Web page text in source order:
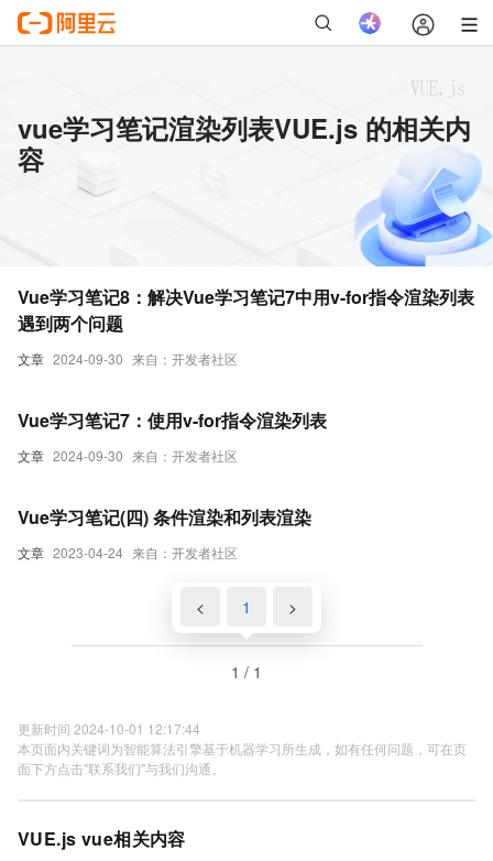
vue学习笔记渲染列表VUE.js 的相关内
容
文章 2024-09-30 来自：开发者社区
Vue学习笔记8：解决Vue学习笔记7中用v-for指令渲染列表
遇到两个问题
文章 2024-09-30 来自：开发者社区
Vue学习笔记7：使用v-for指令渲染列表
文章 2023-04-24 来自：开发者社区
Vue学习笔记(四) 条件渲染和列表渲染
< 1 >
1 / 1
更新时间 2024-10-01 12:17:44
本页面内关键词为智能算法引擎基于机器学习所生成，如有任何问题，可在页
面下方点击"联系我们"与我们沟通。
VUE.js vue相关内容